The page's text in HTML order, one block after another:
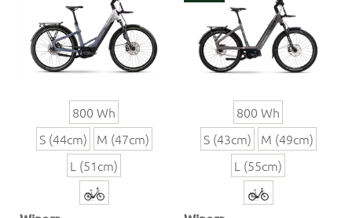
800 Wh
S (44cm)
M (47cm)
L (51cm)
800 Wh
S (43cm)
M (49cm)
L (55cm)